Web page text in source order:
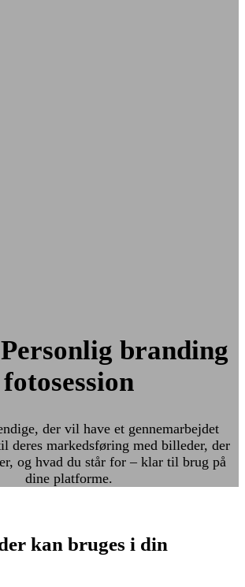
branding
fotosession
der vil have et gennemarbejdet
deres markedsføring med billeder, der
og hvad du står for – klar til brug på
dine platforme.
kan bruges i din